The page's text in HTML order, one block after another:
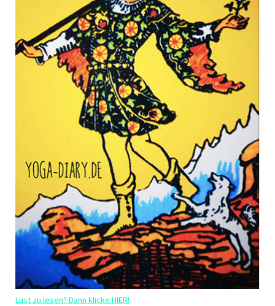
Lust zu lesen? Dann klicke HIER!